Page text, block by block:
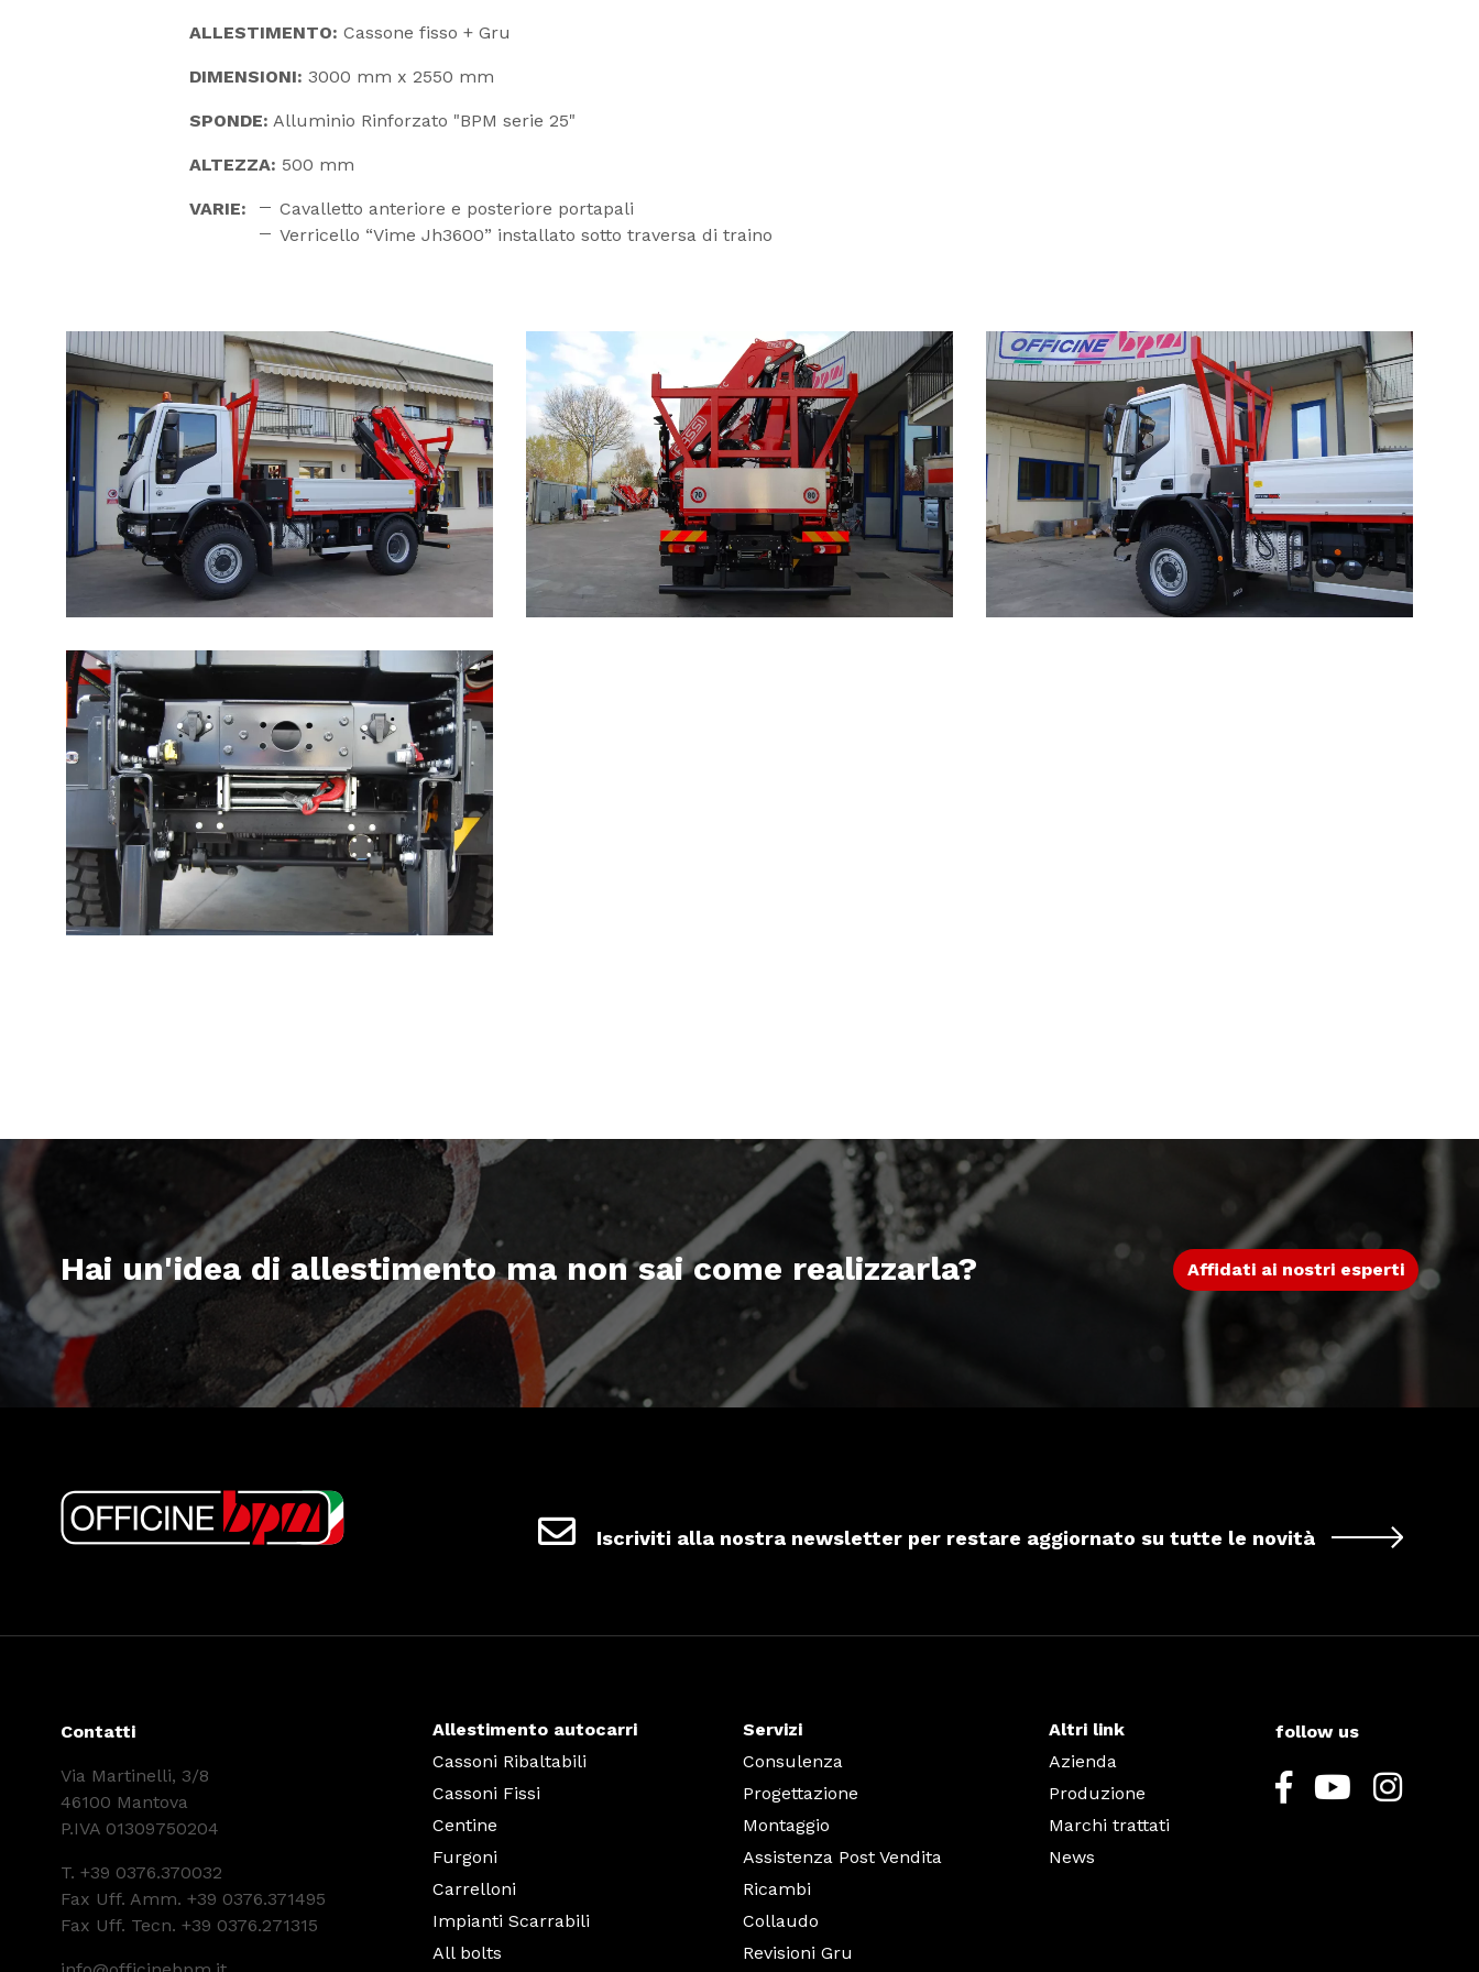
ALLESTIMENTO: Cassone fisso + Gru
DIMENSIONI: 3000 mm x 2550 mm
SPONDE: Alluminio Rinforzato "BPM serie 25"
ALTEZZA: 500 mm
VARIE:
Cavalletto anteriore e posteriore portapali
Verricello “Vime Jh3600” installato sotto traversa di traino
Hai un'idea di allestimento ma non sai come realizzarla? Affidati ai nostri esperti
Iscriviti alla nostra newsletter per restare aggiornato su tutte le novità
Contatti
Via Martinelli, 3/8
46100 Mantova
P.IVA 01309750204
T. +39 0376.370032
Fax Uff. Amm. +39 0376.371495
Fax Uff. Tecn. +39 0376.271315
Allestimento autocarri
Cassoni Ribaltabili
Cassoni Fissi
Centine
Furgoni
Carrelloni
Impianti Scarrabili
All bolts
Servizi
Consulenza
Progettazione
Montaggio
Assistenza Post Vendita
Ricambi
Collaudo
Revisioni Gru
Altri link
Azienda
Produzione
Marchi trattati
News
follow us